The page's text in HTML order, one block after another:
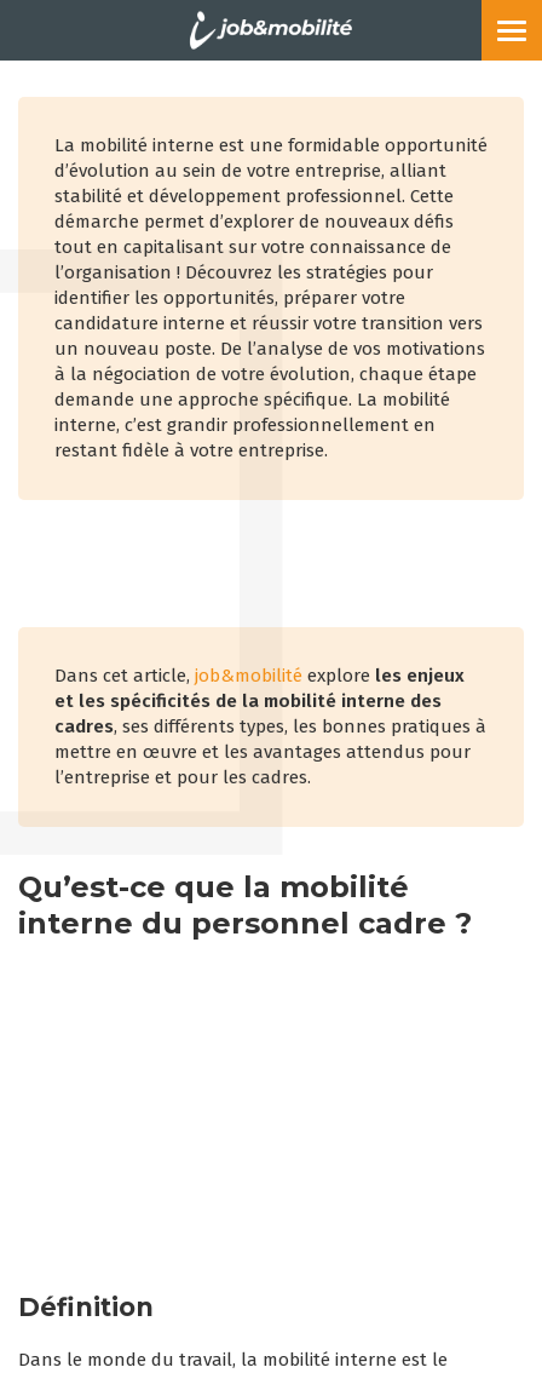
Mobilité interne
La mobilité interne est une formidable opportunité
d’évolution au sein de votre entreprise, alliant
stabilité et développement professionnel. Cette
démarche permet d’explorer de nouveaux défis
tout en capitalisant sur votre connaissance de
l’organisation ! Découvrez les stratégies pour
identifier les opportunités, préparer votre
candidature interne et réussir votre transition vers
un nouveau poste. De l’analyse de vos motivations
à la négociation de votre évolution, chaque étape
demande une approche spécifique. La mobilité
interne, c’est grandir professionnellement en
restant fidèle à votre entreprise.
Dans cet article, job&mobilité explore les enjeux
et les spécificités de la mobilité interne des
cadres, ses différents types, les bonnes pratiques à
mettre en œuvre et les avantages attendus pour
l’entreprise et pour les cadres.
Qu’est-ce que la mobilité
interne du personnel cadre ?
Définition
Dans le monde du travail, la mobilité interne est le